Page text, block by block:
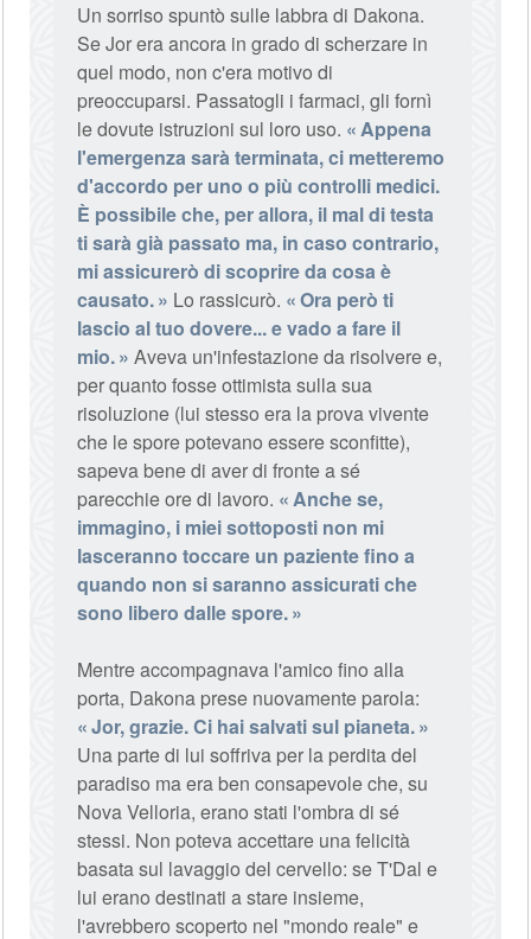
Un sorriso spuntò sulle labbra di Dakona.
Se Jor era ancora in grado di scherzare in
quel modo, non c'era motivo di
preoccuparsi. Passatogli i farmaci, gli fornì
le dovute istruzioni sul loro uso.
Appena
l'emergenza sarà terminata, ci metteremo
d'accordo per uno o più controlli medici.
È possibile che, per allora, il mal di testa
ti sarà già passato ma, in caso contrario,
mi assicurerò di scoprire da cosa è
causato.
Lo rassicurò.
Ora però ti
lascio al tuo dovere... e vado a fare il
mio.
Aveva un'infestazione da risolvere e,
per quanto fosse ottimista sulla sua
risoluzione (lui stesso era la prova vivente
che le spore potevano essere sconfitte),
sapeva bene di aver di fronte a sé
parecchie ore di lavoro.
Anche se,
immagino, i miei sottoposti non mi
lasceranno toccare un paziente fino a
quando non si saranno assicurati che
sono libero dalle spore.
Mentre accompagnava l'amico fino alla
porta, Dakona prese nuovamente parola:
Jor, grazie. Ci hai salvati sul pianeta.
Una parte di lui soffriva per la perdita del
paradiso ma era ben consapevole che, su
Nova Velloria, erano stati l'ombra di sé
stessi. Non poteva accettare una felicità
basata sul lavaggio del cervello: se T'Dal e
lui erano destinati a stare insieme,
l'avrebbero scoperto nel "mondo reale" e